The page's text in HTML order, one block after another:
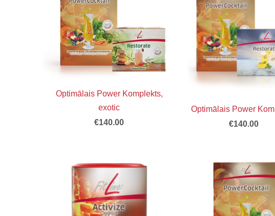
Optimālais Power Komplekts,
exotic
€140.00
Optimālais Power
€140.00